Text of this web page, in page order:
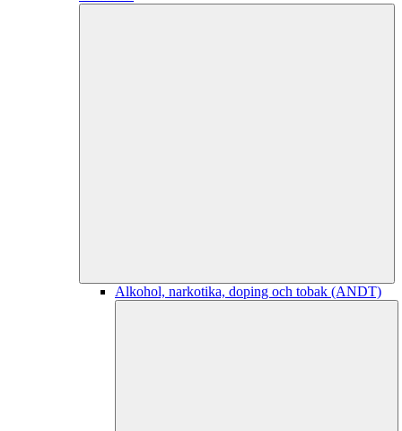
Alkohol, narkotika, doping och tobak (ANDT)